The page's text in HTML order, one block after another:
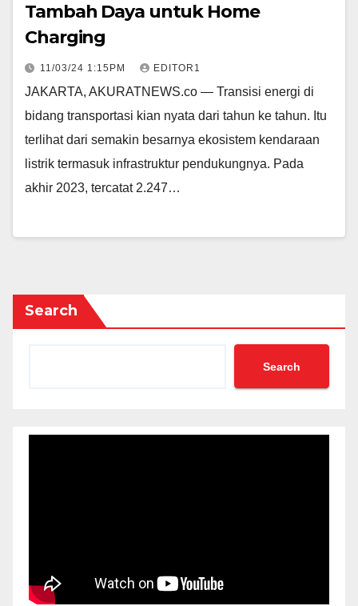
Tambah Daya untuk Home
Charging
11/03/24 1:15PM EDITOR1
JAKARTA, AKURATNEWS.co — Transisi energi di
bidang transportasi kian nyata dari tahun ke tahun. Itu
terlihat dari semakin besarnya ekosistem kendaraan
listrik termasuk infrastruktur pendukungnya. Pada
akhir 2023, tercatat 2.247…
Search
Search